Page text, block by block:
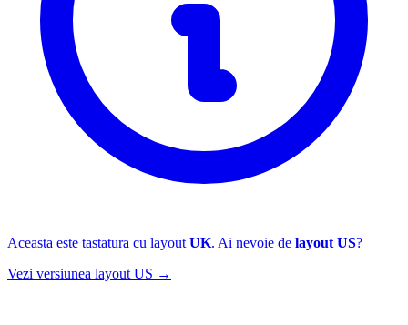
Aceasta este tastatura cu layout UK. Ai nevoie de layout US?
Vezi versiunea layout US →